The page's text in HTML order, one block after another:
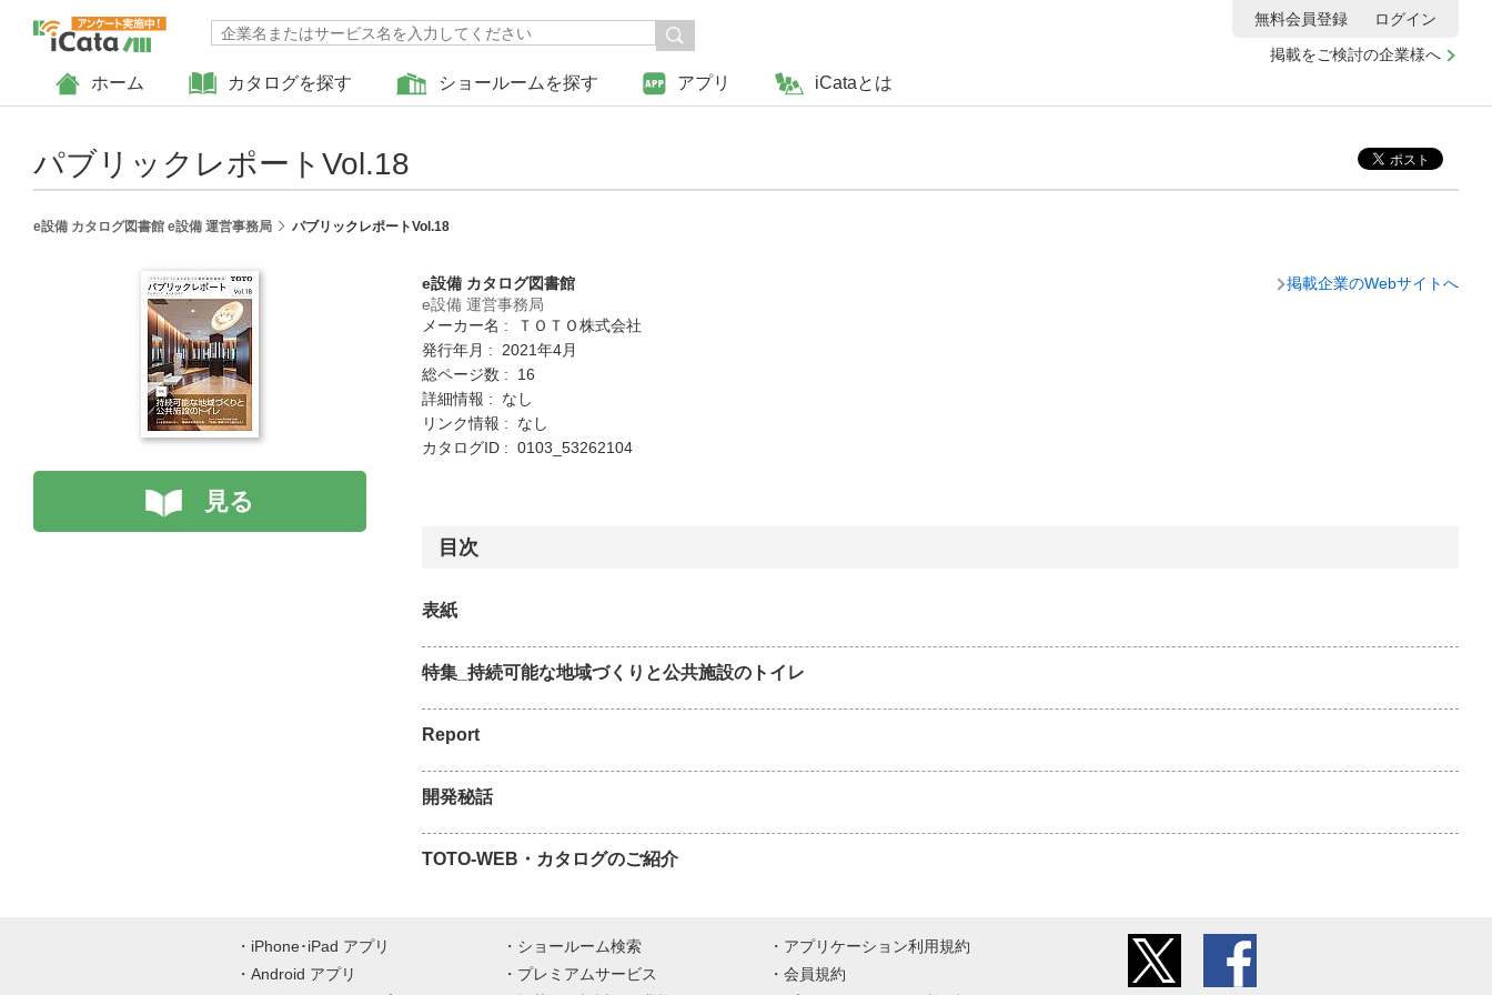
ホーム カタログを探す ショールームを探す アプリ iCataとは
掲載をご検討の企業様へ
無料会員登録 ログイン
パブリックレポートVol.18
e設備 カタログ図書館 e設備 運営事務局 パブリックレポートVol.18
見る
e設備 カタログ図書館
e設備 運営事務局
メーカー名 : ＴＯＴＯ株式会社
発行年月 : 2021年4月
総ページ数 : 16
詳細情報 : なし
リンク情報 : なし
カタログID : 0103_53262104
掲載企業のWebサイトへ
目次
表紙
特集_持続可能な地域づくりと公共施設のトイレ
Report
開発秘話
TOTO-WEB・カタログのご紹介
iPhone･iPad アプリ
Android アプリ
ショールーム検索
プレミアムサービス
アプリケーション利用規約
会員規約